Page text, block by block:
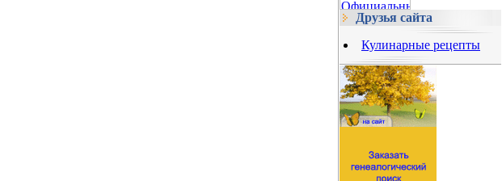
Друзья сайта
Кулинарные рецепты